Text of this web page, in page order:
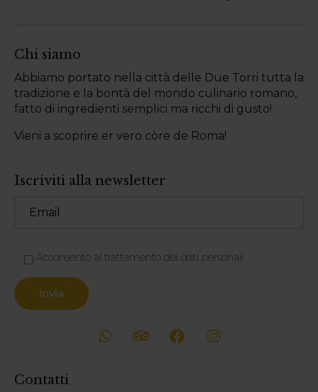
Chi siamo
Abbiamo portato nella città delle Due Torri tutta la
tradizione e la bontà del mondo culinario romano,
fatto di ingredienti semplici ma ricchi di gusto!
Vieni a scoprire er vero còre de Roma!
Iscriviti alla newsletter
Acconsento al trattamento dei dati personali
Contatti